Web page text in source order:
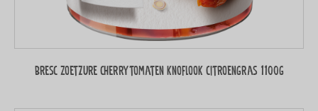
Bresc Zoetzure cherrytomaten knoflook citroengras 1100g